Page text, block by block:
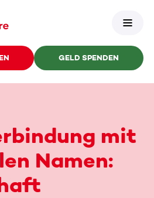
GELD SPENDEN
mit
Namen: